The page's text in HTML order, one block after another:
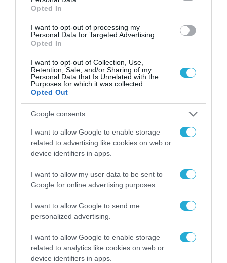
Opted In
I want to opt-out of processing my
Personal Data for Targeted Advertising.
Opted In
I want to opt-out of Collection, Use,
Retention, Sale, and/or Sharing of my
Personal Data that Is Unrelated with the
Purposes for which it was collected.
Opted Out
Google consents
I want to allow Google to enable storage
related to advertising like cookies on web or
device identifiers in apps.
I want to allow my user data to be sent to
Google for online advertising purposes.
I want to allow Google to send me
personalized advertising.
I want to allow Google to enable storage
related to analytics like cookies on web or
device identifiers in apps.
για τα πρόστιμα σε
παραβάσεις που
αφορούν τους ΦΗΜ
31.07.2026
Τεχνητή Νοημοσύνη
δεν είναι απλώς μια
νέα τεχνολογία, είναι
μια νέα βιομηχανική
επανάσταση»
31.07.2026
Νέος οδηγός του ΕΚΤ
για τη χρηματοδότηση
των ελληνικών
επιχειρήσεων στον
χώρο της άμυνας
31.07.2026
βαλίτσα του φετινού
καλοκαιριού έχει την